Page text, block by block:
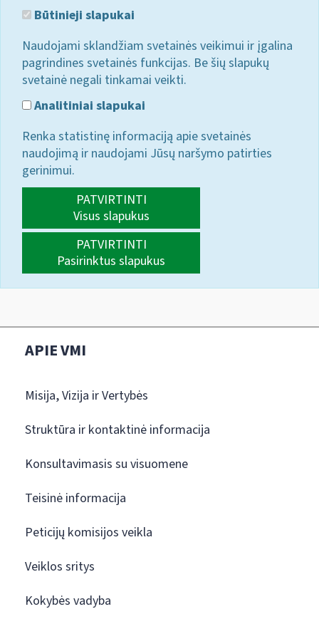
Būtinieji slapukai
Naudojami sklandžiam svetainės veikimui ir įgalina
pagrindines svetainės funkcijas. Be šių slapukų
svetainė negali tinkamai veikti.
Analitiniai slapukai
Renka statistinę informaciją apie svetainės
naudojimą ir naudojami Jūsų naršymo patirties
gerinimui.
PATVIRTINTI
Visus slapukus
PATVIRTINTI
Pasirinktus slapukus
APIE VMI
Misija, Vizija ir Vertybės
Struktūra ir kontaktinė informacija
Konsultavimasis su visuomene
Teisinė informacija
Peticijų komisijos veikla
Veiklos sritys
Kokybės vadyba